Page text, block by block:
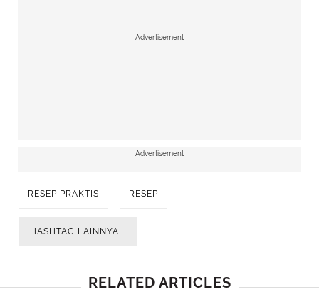
Advertisement
Advertisement
RESEP PRAKTIS RESEP
HASHTAG LAINNYA...
RELATED ARTICLES